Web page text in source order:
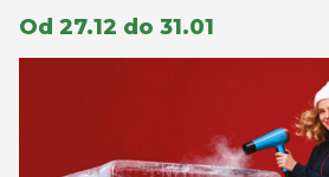
Od 27.12 do 31.01